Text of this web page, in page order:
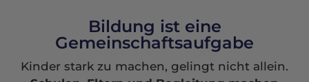
Bildung ist eine
Gemeinschaftsaufgabe
Kinder stark zu machen, gelingt nicht allein.